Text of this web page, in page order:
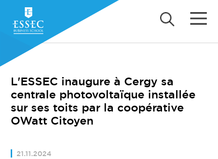
L'ESSEC inaugure à Cergy sa
centrale photovoltaïque installée
sur ses toits par la coopérative
OWatt Citoyen
21.11.2024